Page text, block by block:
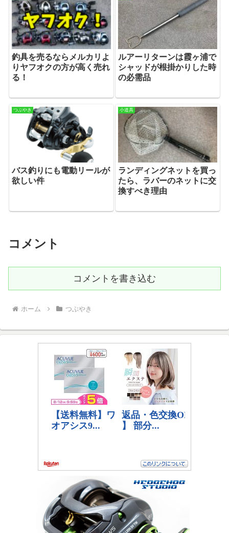
釣具を売るならメルカリよ
りヤフオクの方が高く売れ
る！
ルアーリターンは霞ヶ浦で
シャッドが根掛かりした時
の必需品
つぶやき
バス釣りにも電動リールが
欲しい件
小道具
ランディングネットを買っ
たら、ラバーのネットに交
換すべき理由
コメント
コメントを書き込む
ホーム つぶやき